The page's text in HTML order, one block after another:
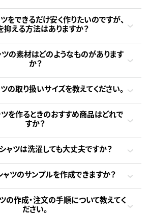
をできるだけ安く作りたいのですが、
抑える方法はありますか？
の素材はどのようなものがあります
か？
の取り扱いサイズを教えてください。
を作るときのおすすめ商品はどれで
すか？
ャツは洗濯しても大丈夫ですか？
ツのサンプルを作成できますか？
の作成・注文の手順について教えてく
ださい。